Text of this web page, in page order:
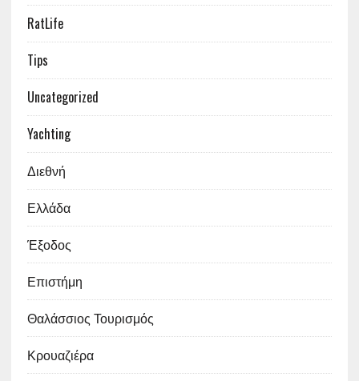
RatLife
Tips
Uncategorized
Yachting
Διεθνή
Ελλάδα
Έξοδος
Επιστήμη
Θαλάσσιος Τουρισμός
Κρουαζιέρα